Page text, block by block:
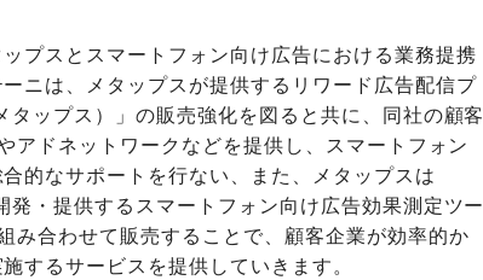
プスとスマートフォン向け広告における業務提携
ニは、メタップスが提供するリワード広告配信プ
タップス）」の販売強化を図ると共に、同社の顧客
アドネットワークなどを提供し、スマートフォン
的なサポートを行ない、また、メタップスは
発・提供するスマートフォン向け広告効果測定ツー
み合わせて販売することで、顧客企業が効率的か
するサービスを提供していきます。